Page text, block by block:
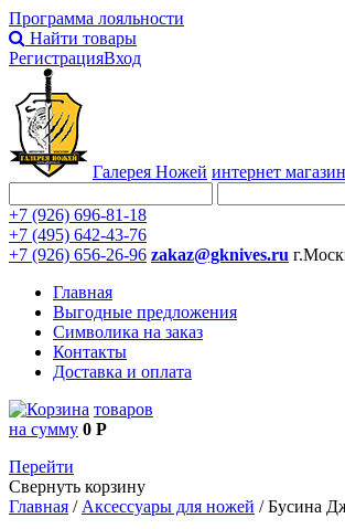
Программа лояльности
Найти товары
РегистрацияВход
Галерея Ножей интернет
+7 (926) 696-81-18
+7 (495) 642-43-76
+7 (926) 656-26-96 zakaz@gknives.ru
Главная
Выгодные предложения
Символика на заказ
Контакты
Доставка и оплата
товаров
на сумму 0 Р
Перейти
Свернуть корзину
Главная / Аксессуары для ножей /Бусина